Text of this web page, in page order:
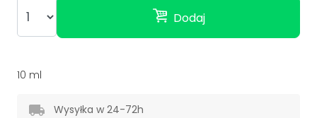
Dodaj
10 ml
Wysyłka w 24-72h